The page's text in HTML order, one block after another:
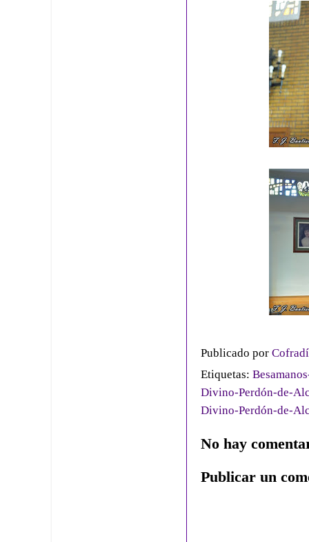
Publicado por
Etiquetas:
Divino-Perdón-de-
Divino-Perdón-de-
No hay
Publicar un